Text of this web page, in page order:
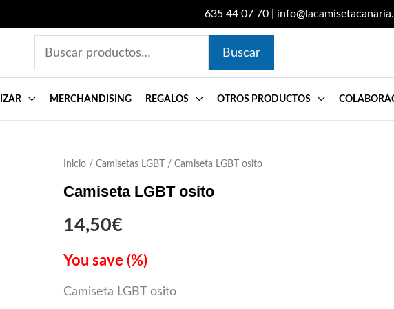
635 44 07 70
Buscar
Buscar
MERCHANDISING REGALOS OTROS PRODUCTOS
Inicio/ Camisetas LGBT / Camiseta LGBT osito
Camiseta LGBT osito
14,50€
You save (%)
Camiseta LGBT osito
Camiseta
LGBT
cantidad